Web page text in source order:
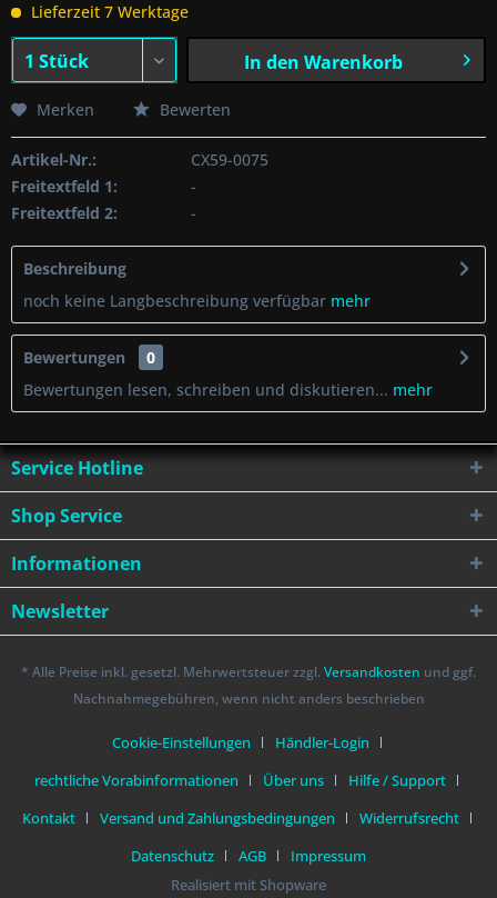
Lieferzeit 7 Werktage
In den Warenkorb
Merken Bewerten
Artikel-Nr.:
CX59-0075
Freitextfeld 1:
-
Freitextfeld 2:
-
Beschreibung
noch keine Langbeschreibung verfügbar mehr
Bewertungen
0
Bewertungen lesen, schreiben und diskutieren... mehr
Service Hotline
Shop Service
Informationen
Newsletter
* Alle Preise inkl. gesetzl. Mehrwertsteuer zzgl. Versandkosten und ggf.
Nachnahmegebühren, wenn nicht anders beschrieben
Cookie-Einstellungen
Händler-Login
rechtliche Vorabinformationen
Über uns
Hilfe / Support
Kontakt
Versand und Zahlungsbedingungen
Widerrufsrecht
Datenschutz
AGB
Impressum
Realisiert mit Shopware